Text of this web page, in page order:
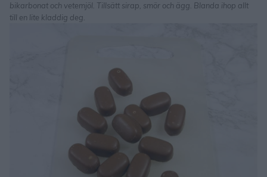
bikarbonat och vetemjöl. Tillsätt sirap, smör och ägg. Blanda ihop allt
till en lite kladdig deg.